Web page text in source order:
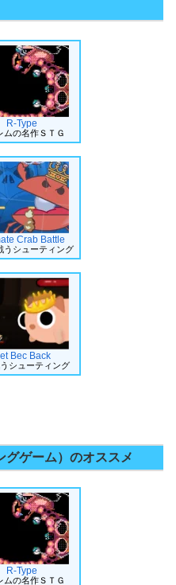
R-Type
ムの名作ＳＴＧ
Crab Battle
うシューティング
Bec Back
シューティング
グゲーム）のオススメ
R-Type
ムの名作ＳＴＧ